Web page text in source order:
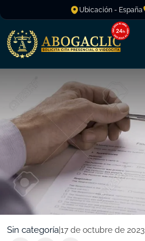
Ubicación - España
Sin categoría17 de octubre de 2023